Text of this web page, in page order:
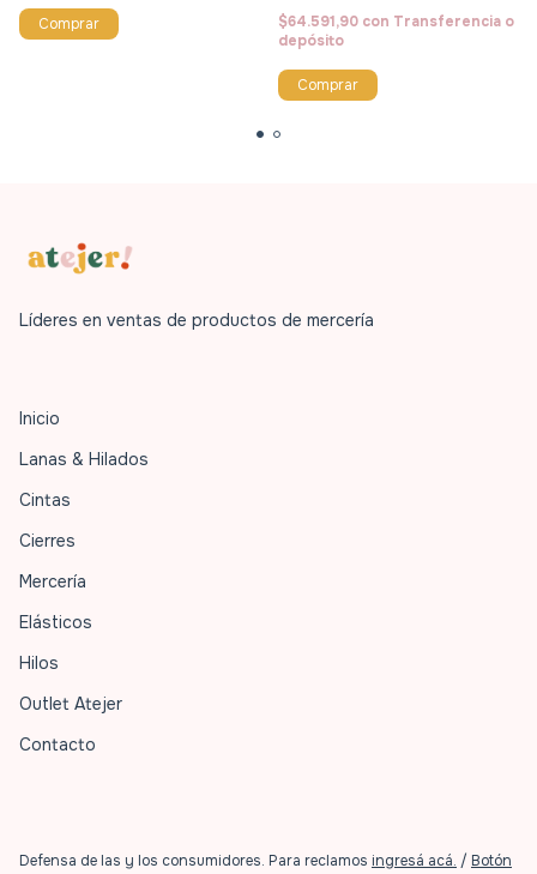
Comprar $64.591,90 con Transferencia o
depósito
Líderes en ventas de productos de mercería
Inicio
Lanas & Hilados
Cintas
Cierres
Mercería
Elásticos
Hilos
Outlet Atejer
Contacto
Defensa de las y los consumidores. Para reclamos ingresá acá. / Botón